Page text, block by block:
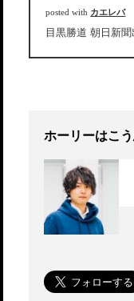
posted with カエレバ
目黒勝道 朝日新
ホーリーはこう